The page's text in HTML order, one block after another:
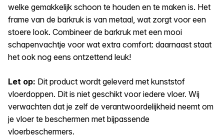
welke gemakkelijk schoon te houden en te maken is. Het
frame van de barkruk is van metaal, wat zorgt voor een
stoere look. Combineer de barkruk met een mooi
schapenvachtje voor wat extra comfort: daarnaast staat
het ook nog eens ontzettend leuk!
Let op: Dit product wordt geleverd met kunststof
vloerdoppen. Dit is niet geschikt voor iedere vloer. Wij
verwachten dat je zelf de verantwoordelijkheid neemt om
je vloer te beschermen met bijpassende
vloerbeschermers.